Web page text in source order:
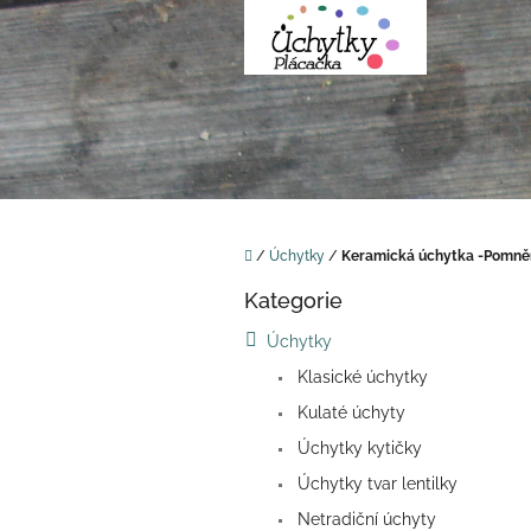
Přejít
na
obsah
Domů
/ Úchytky / Keramická úchytka -
Přeskočit
Kategorie
Úchytky
Klasické úchytky
Kulaté úchyty
Úchytky kytičky
Úchytky tvar lentilky
Netradiční úchyty